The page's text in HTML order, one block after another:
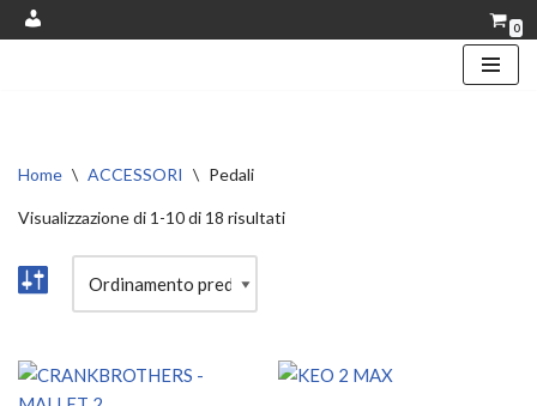
Account 0
Home \ ACCESSORI \ Pedali
Visualizzazione di 1-10 di 18 risultati